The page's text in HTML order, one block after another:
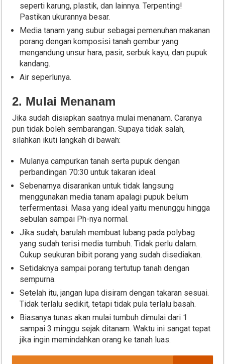
seperti karung, plastik, dan lainnya. Terpenting!
Pastikan ukurannya besar.
Media tanam yang subur sebagai pemenuhan makanan
porang dengan komposisi tanah gembur yang
mengandung unsur hara, pasir, serbuk kayu, dan pupuk
kandang.
Air seperlunya.
2. Mulai Menanam
Jika sudah disiapkan saatnya mulai menanam. Caranya
pun tidak boleh sembarangan. Supaya tidak salah,
silahkan ikuti langkah di bawah:
Mulanya campurkan tanah serta pupuk dengan
perbandingan 70:30 untuk takaran ideal.
Sebenarnya disarankan untuk tidak langsung
menggunakan media tanam apalagi pupuk belum
terfermentasi. Masa yang ideal yaitu menunggu hingga
sebulan sampai Ph-nya normal.
Jika sudah, barulah membuat lubang pada polybag
yang sudah terisi media tumbuh. Tidak perlu dalam.
Cukup seukuran bibit porang yang sudah disediakan.
Setidaknya sampai porang tertutup tanah dengan
sempurna.
Setelah itu, jangan lupa disiram dengan takaran sesuai.
Tidak terlalu sedikit, tetapi tidak pula terlalu basah.
Biasanya tunas akan mulai tumbuh dimulai dari 1
sampai 3 minggu sejak ditanam. Waktu ini sangat tepat
jika ingin memindahkan orang ke tanah luas.